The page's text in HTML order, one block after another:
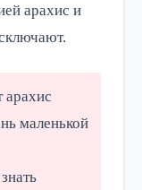
арахис и
арахис
маленькой